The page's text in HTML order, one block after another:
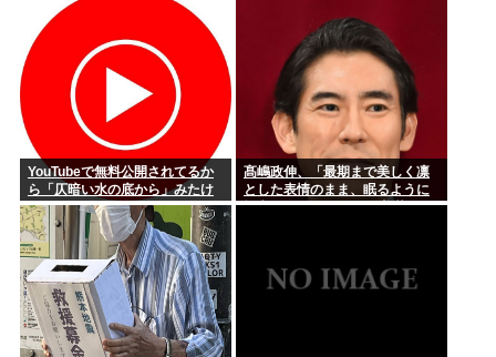
ら怒りと失望の声
YouTubeで無料公開されてるか
ら「仄暗い水の底から」みたけ
ど
髙嶋政伸、「最期まで美しく凛
とした表情のまま、眠るように
旅立ちました」 母・寿美花代さ